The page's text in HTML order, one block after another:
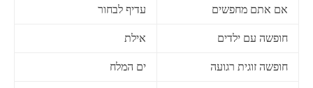
אם אתם מחפשים עדיף לבחור
חופשה עם ילדים אילת
חופשה זוגית רגועה ים המלח